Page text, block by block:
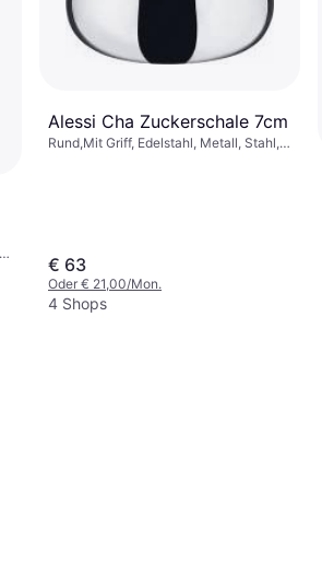
Alessi Cha Zuckerschale 7cm
Rund,Mit Griff, Edelstahl, Metall, Stahl,
€ 63
Oder € 21,00/Mon.
4 Shops